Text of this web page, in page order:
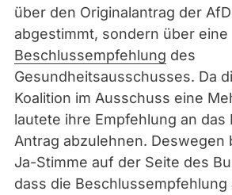
über den Originalantrag der
abgestimmt, sondern über eine
Beschlussempfehlung des
Gesundheitsausschusses. Da
Koalition im Ausschuss eine
lautete ihre Empfehlung an das
Antrag abzulehnen. Deswegen
Ja-Stimme auf der Seite des
dass die Beschlussempfehlung